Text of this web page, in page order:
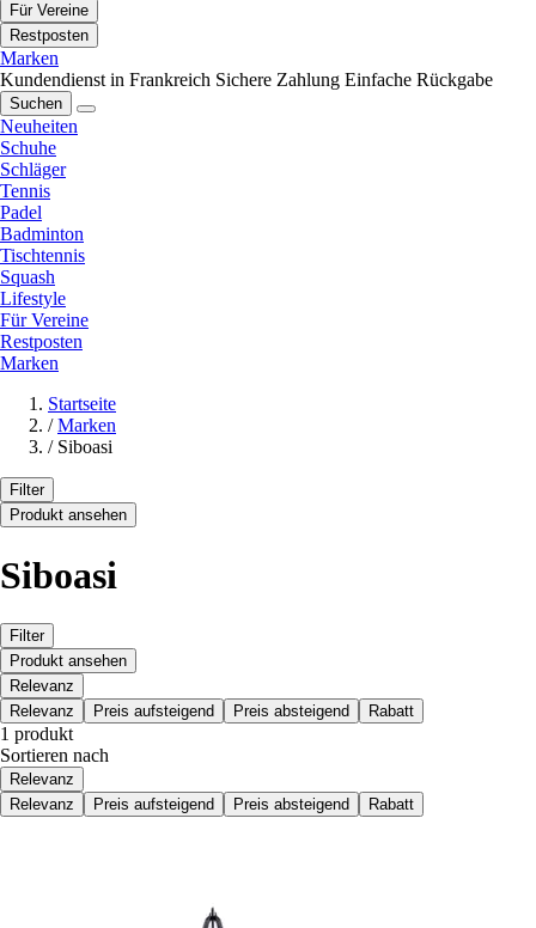
Für Vereine
Restposten
Marken
Kundendienst in Frankreich Sichere Zahlung Einfache Rückgabe
Suchen
Neuheiten
Schuhe
Schläger
Tennis
Padel
Badminton
Tischtennis
Squash
Lifestyle
Für Vereine
Restposten
Marken
Startseite
/ Marken
/ Siboasi
Filter
Produkt ansehen
Siboasi
Filter
Produkt ansehen
Relevanz
Relevanz
Preis aufsteigend Preis absteigend Rabatt
1 produkt
Sortieren nach
Relevanz
Relevanz
Preis aufsteigend Preis absteigend Rabatt